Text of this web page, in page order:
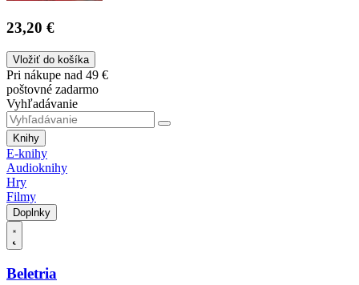
23,20 €
Vložiť do košíka
Pri nákupe nad 49 €
poštovné zadarmo
Vyhľadávanie
Knihy
E-knihy
Audioknihy
Hry
Filmy
Doplnky
Beletria